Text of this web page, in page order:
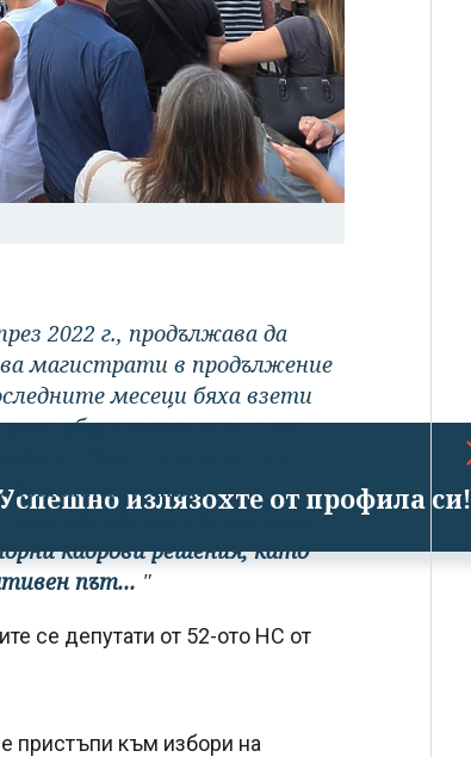
Успешно излязохте от профила си!
2022 г., продължава да
магистрати в продължение
месеци бяха взети
обществени съмнения –
на София и упоритият
оваканти поста...
реален риск отиващият
кадрови решения, като
път... "
се депутати от 52-ото НС от
пристъпи към избори на